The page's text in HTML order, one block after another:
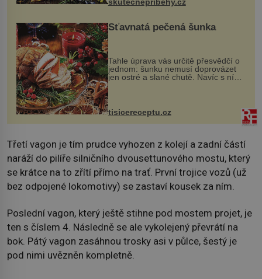
skutecnepribehy.cz
Šťavnatá pečená šunka
Tahle úprava vás určitě přesvědčí o
jednom: šunku nemusí doprovázet
jen ostré a slané chutě. Navíc s ní
nakrmíte poměrně hodně hladových
krků. Ingredience sádlo 3 kg šunky
vcelku 3 stroužky česneku hl...
tisicereceptu.cz
Třetí vagon je tím prudce vyhozen z kolejí a zadní částí
naráží do pilíře silničního dvousettunového mostu, který
se krátce na to zřítí přímo na trať. První trojice vozů (už
bez odpojené lokomotivy) se zastaví kousek za ním.
Poslední vagon, který ještě stihne pod mostem projet, je
ten s číslem 4. Následně se ale vykolejený převrátí na
bok. Pátý vagon zasáhnou trosky asi v půlce, šestý je
pod nimi uvězněn kompletně.